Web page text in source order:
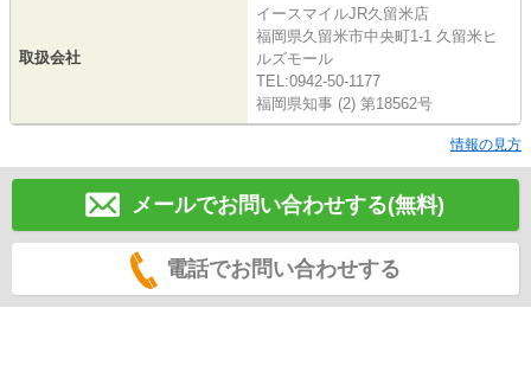
取扱会社
イースマイルJR久留米店
福岡県久留米市中央町1-1 久留米ヒ
ルズモール
TEL:0942-50-1177
福岡県知事 (2) 第18562号
情報の見方
メールでお問い合わせする(無料)
電話でお問い合わせする